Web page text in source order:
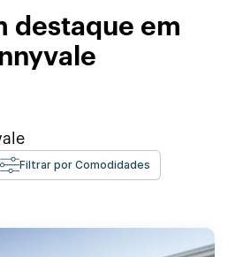
destaque em
Filtrar por Comodidades